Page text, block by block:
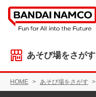
あそび場をさがす
HOME あそび場をさがす